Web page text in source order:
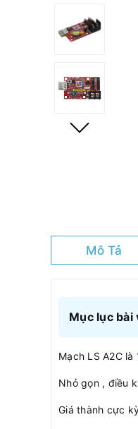
Mô Tả
Mục lục bài
Mạch LS A2C
Nhỏ gọn , điều
Giá thành cực